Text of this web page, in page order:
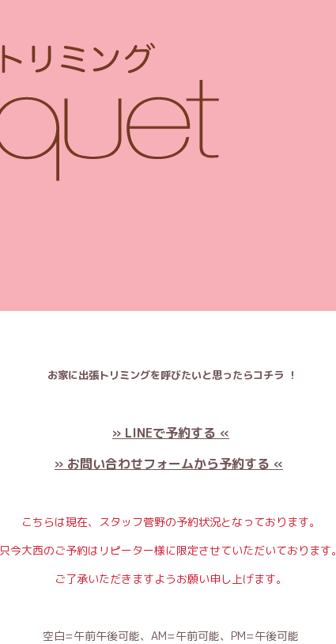
お家に出張トリミングを呼びたいと思ったらコチラ ！
» LINEで予約する «
» お問い合わせフォームから予約する «
こちらは現在、スタッフ菅野の予約状況となっております。
只今大西のご予約はリピーター様に限定させていただいております。
ご了承いただきますようお願い申し上げます。
空白=午前午後可能、AM=午前可能、PM=午後可能